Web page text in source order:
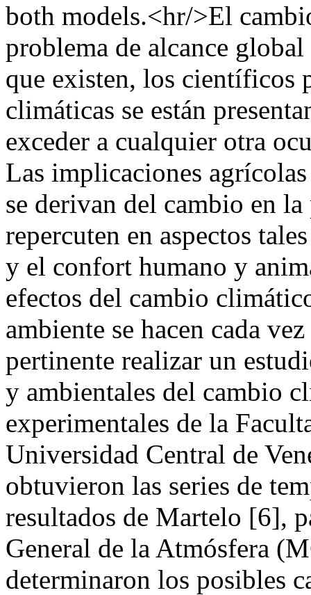
both models.<hr/>El
problema de alcance
que existen, los científicos
climáticas se están
exceder a cualquier otra
Las implicaciones
se derivan del cambio en
repercuten en aspectos
y el confort humano y
efectos del cambio
ambiente se hacen cada
pertinente realizar un
y ambientales del cambio
experimentales de la
Universidad Central de
obtuvieron las series de
resultados de Martelo [6],
General de la Atmósfera
determinaron los posibles